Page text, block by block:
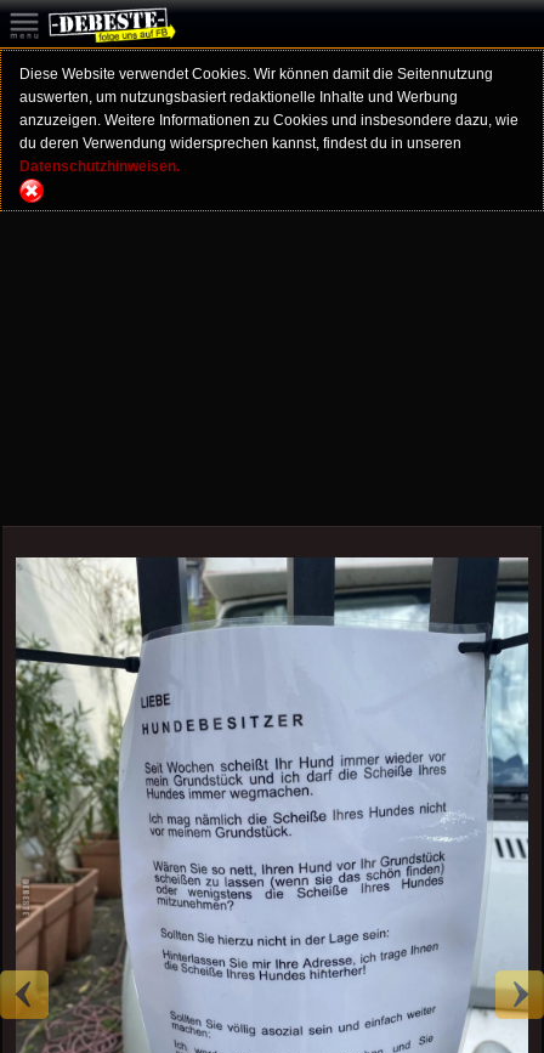
Diese Website verwendet Cookies. Wir können damit die Seitennutzung
auswerten, um nutzungsbasiert redaktionelle Inhalte und Werbung
anzuzeigen. Weitere Informationen zu Cookies und insbesondere dazu, wie
du deren Verwendung widersprechen kannst, findest du in unseren
Datenschutzhinweisen.